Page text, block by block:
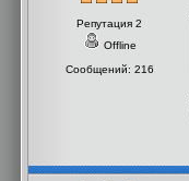
Репутация 2
Offline
Сообщений: 216